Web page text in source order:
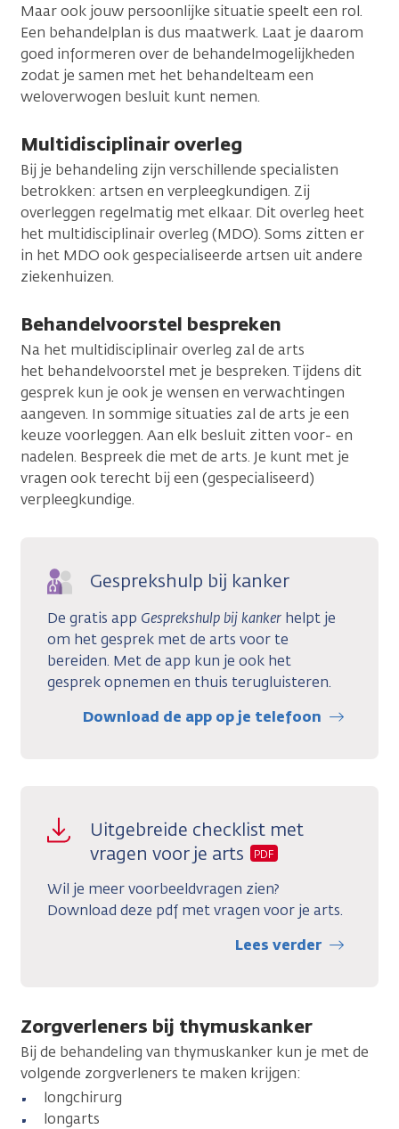
Maar ook jouw persoonlijke situatie speelt een rol.
Een behandelplan is dus maatwerk. Laat je daarom
goed informeren over de behandelmogelijkheden
zodat je samen met het behandelteam een
weloverwogen besluit kunt nemen.
Multidisciplinair overleg
Bij je behandeling zijn verschillende specialisten
betrokken: artsen en verpleegkundigen. Zij
overleggen regelmatig met elkaar. Dit overleg heet
het multidisciplinair overleg (MDO). Soms zitten er
in het MDO ook gespecialiseerde artsen uit andere
ziekenhuizen.
Behandelvoorstel bespreken
Na het multidisciplinair overleg zal de arts
het behandelvoorstel met je bespreken. Tijdens dit
gesprek kun je ook je wensen en verwachtingen
aangeven. In sommige situaties zal de arts je een
keuze voorleggen. Aan elk besluit zitten voor- en
nadelen. Bespreek die met de arts. Je kunt met je
vragen ook terecht bij een (gespecialiseerd)
verpleegkundige.
Gesprekshulp bij kanker
De gratis app Gesprekshulp bij kanker helpt je
om het gesprek met de arts voor te
bereiden. Met de app kun je ook het
gesprek opnemen en thuis terugluisteren.
Download de app op je telefoon
Uitgebreide checklist met
vragen voor je arts
PDF
Wil je meer voorbeeldvragen zien?
Download deze pdf met vragen voor je arts.
Lees verder
Zorgverleners bij thymuskanker
Bij de behandeling van thymuskanker kun je met de
volgende zorgverleners te maken krijgen:
longchirurg
longarts